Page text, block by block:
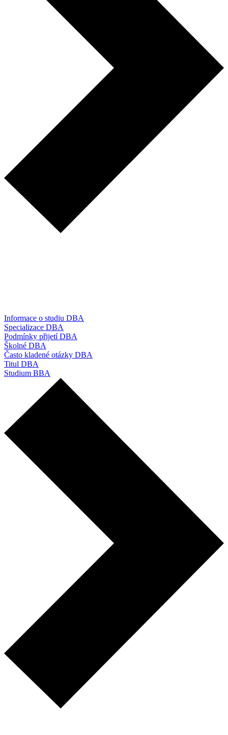
Informace o studiu DBA
Specializace DBA
Podmínky přijetí DBA
Školné DBA
Často kladené otázky DBA
Titul DBA
Studium BBA